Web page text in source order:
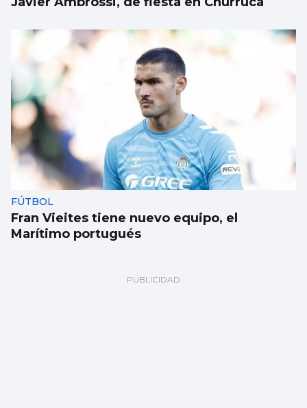
FÚTBOL
Fran Vieites tiene nuevo equipo, el
Marítimo portugués